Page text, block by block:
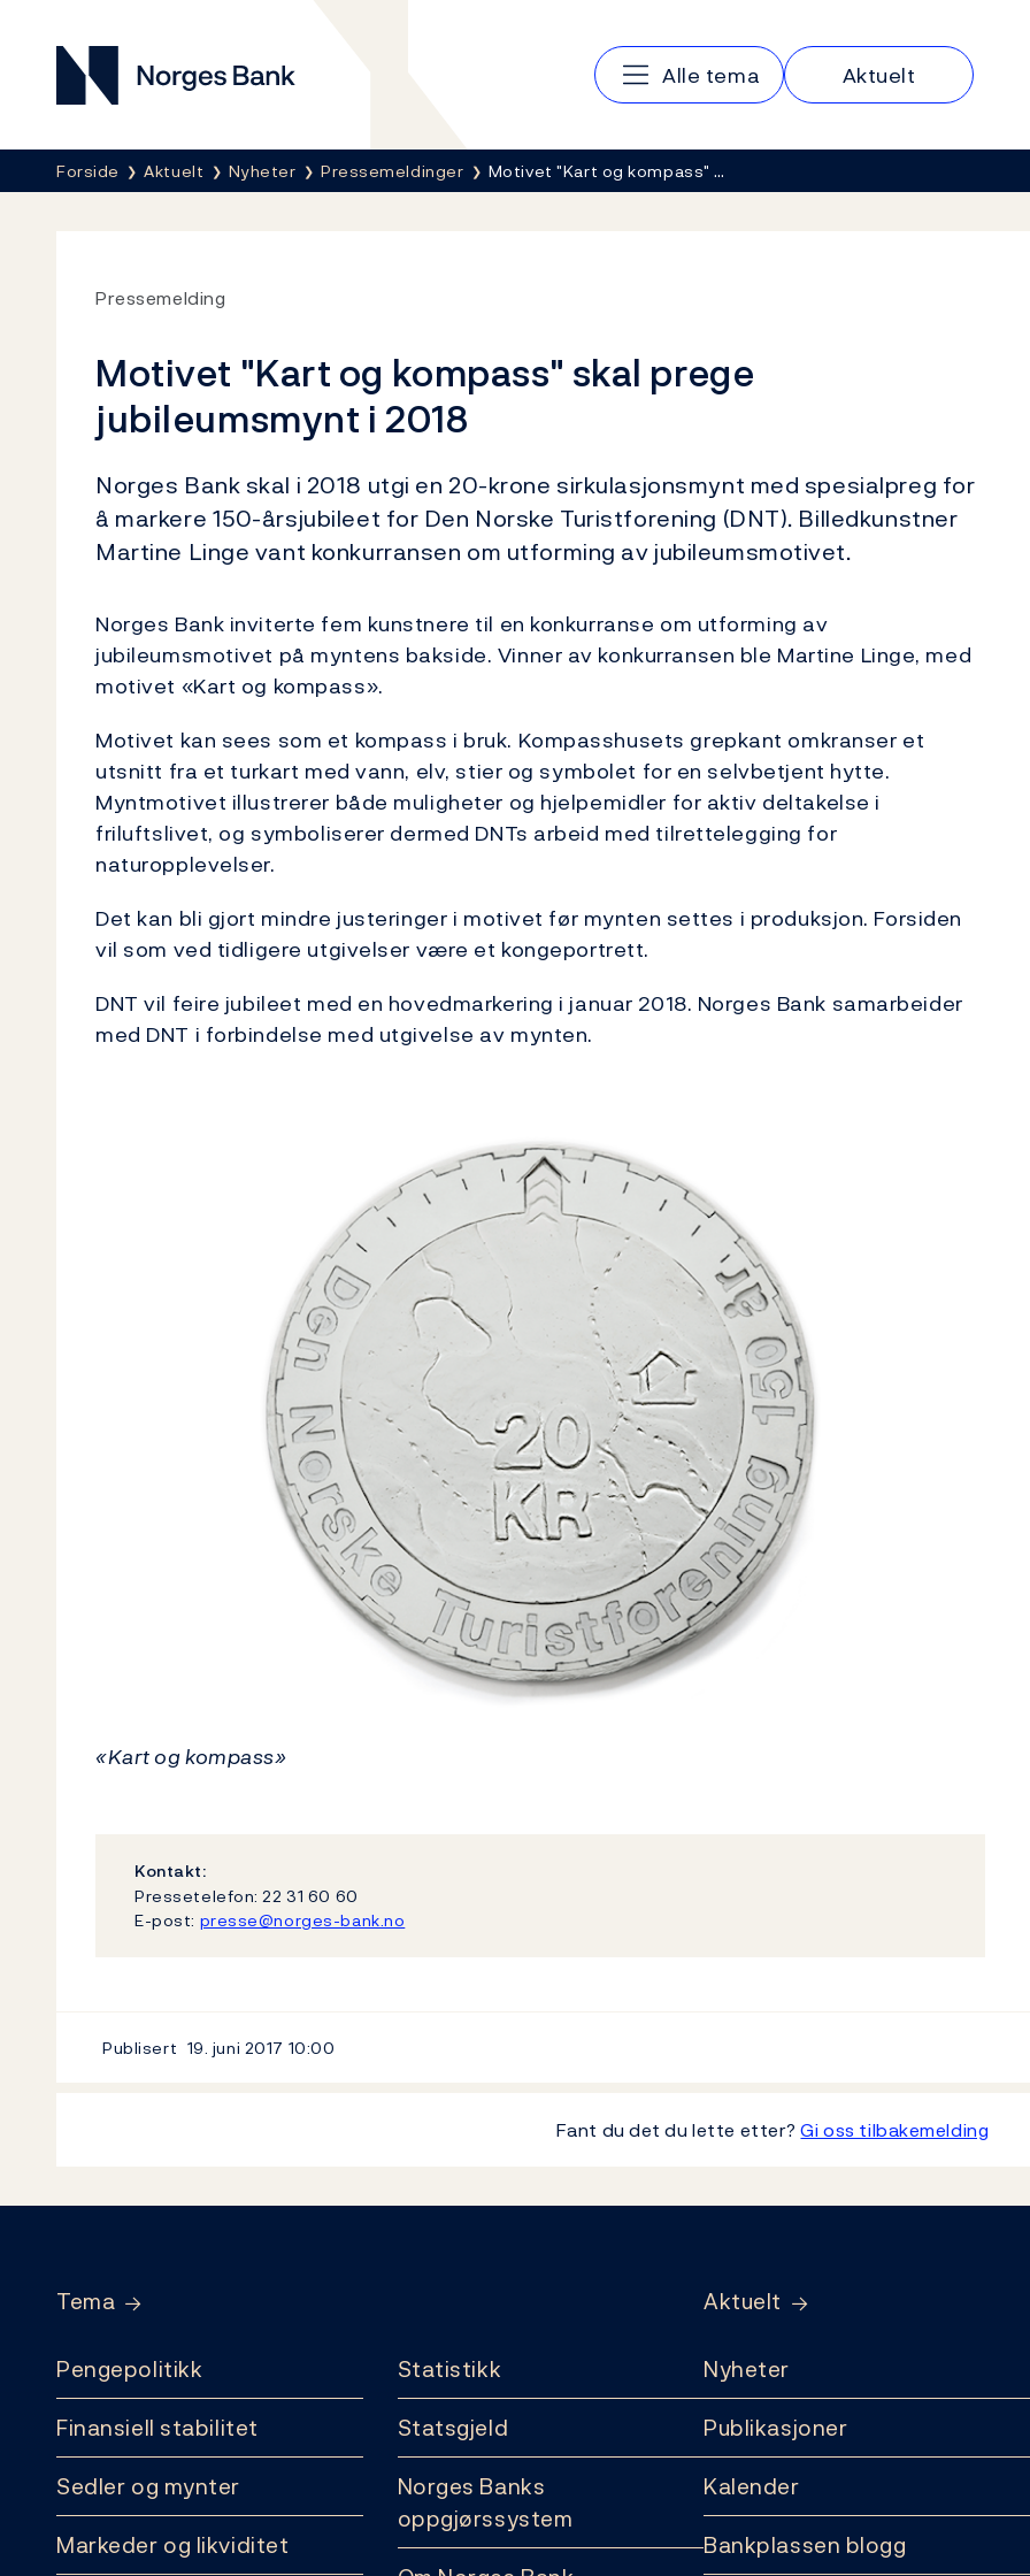
Norges Bank
Hovedmeny
Alle tema Aktuelt
Her er du nå:
Forside Aktuelt Nyheter Pressemeldinger Motivet "Kart og kompass" …
Pressemelding
Motivet "Kart og kompass" skal prege
jubileumsmynt i 2018
Norges Bank skal i 2018 utgi en 20-krone sirkulasjonsmynt med spesialpreg for
å markere 150-årsjubileet for Den Norske Turistforening (DNT). Billedkunstner
Martine Linge vant konkurransen om utforming av jubileumsmotivet.
Norges Bank inviterte fem kunstnere til en konkurranse om utforming av
jubileumsmotivet på myntens bakside. Vinner av konkurransen ble Martine Linge, med
motivet «Kart og kompass».
Motivet kan sees som et kompass i bruk. Kompasshusets grepkant omkranser et
utsnitt fra et turkart med vann, elv, stier og symbolet for en selvbetjent hytte.
Myntmotivet illustrerer både muligheter og hjelpemidler for aktiv deltakelse i
friluftslivet, og symboliserer dermed DNTs arbeid med tilrettelegging for
naturopplevelser.
Det kan bli gjort mindre justeringer i motivet før mynten settes i produksjon. Forsiden
vil som ved tidligere utgivelser være et kongeportrett.
DNT vil feire jubileet med en hovedmarkering i januar 2018. Norges Bank samarbeider
med DNT i forbindelse med utgivelse av mynten.
«Kart og kompass»
Kontakt:
Pressetelefon: 22 31 60 60
E-post: presse@norges-bank.no
Publisert 19. juni 2017 10:00
Fant du det du lette etter?Gi oss tilbakemelding
Tema
Pengepolitikk
Finansiell stabilitet
Sedler og mynter
Markeder og likviditet
Statistikk
Statsgjeld
Norges Banks
oppgjørssystem
Aktuelt
Nyheter
Publikasjoner
Kalender
Bankplassen blogg